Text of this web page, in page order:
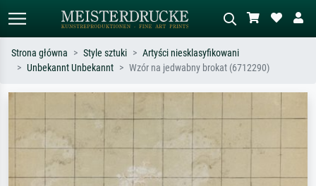
Monet, Gwiaździsta noc,
impresjonizm, fala Hokusaia, akt.
abstrakcja z czerwienią, ciemny olej,
stojący akt obok drzewa.
Strona główna Style sztuki
Artyści niesklasyfikowani
Unbekannt Unbekannt
Wzór na jedwabny brokat (6712290)